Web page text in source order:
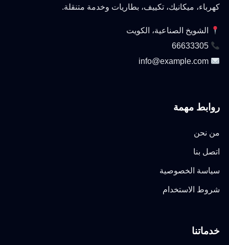
كهرباء، ميكانيك، تكييف، بطاريات وخدمة متنقلة.
الشويخ الصناعية، الكويت
66633305
info@example.com
روابط مهمة
من نحن
اتصل بنا
سياسة الخصوصية
شروط الاستخدام
خدماتنا